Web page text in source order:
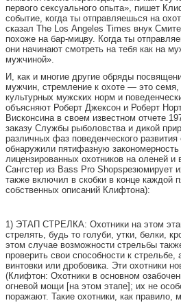
первого сексуального опыта», пишет
событие, когда ты отправляешься на
сказал The Los Angeles Times внук
похоже на бар-мицву. Когда ты
они начинают смотреть на тебя как на
мужчиной».
И, как и многие другие обряды
мужчин, стремление к охоте — это семя,
культурных мужских норм и
объясняют Роберт Джексон и Роберт
Висконсина в своем известном отчете
заказу Службы рыболовства и дикой
различных фаз поведенческого
обнаружили пятифазную
лицензированных охотников на оленей
Сангстер из Bass Pro Shopsрезюмирует
также включил в скобки в конце каждой
собственных описаний Клифтона):
1) ЭТАП СТРЕЛКА: Охотники на этом
стрелять, будь то голуби, утки, белки,
этом случае возможности стрельбы
проверить свои способности к стрельбе,
винтовки или дробовика. Эти охотники
(Клифтон: Охотники в основном
огневой мощи [на этом этапе]; их не
поражают. Такие охотники, как правило,